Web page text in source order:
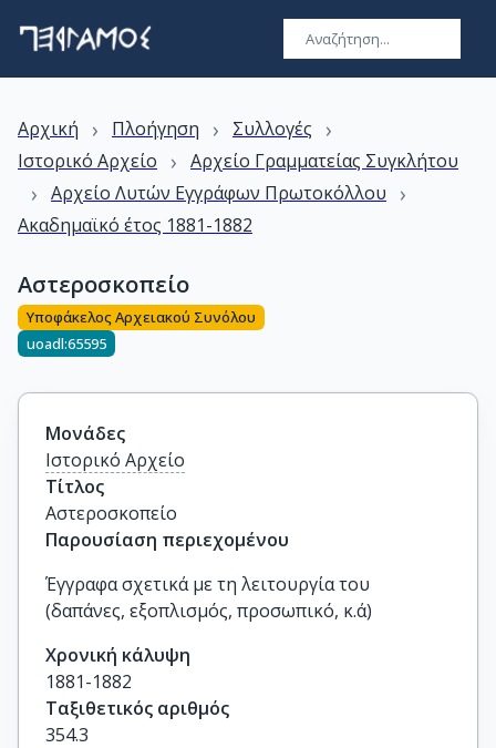
Αρχική › Πλοήγηση › Συλλογές ›
Ιστορικό Αρχείο › Αρχείο Γραμματείας Συγκλήτου
› Αρχείο Λυτών Εγγράφων Πρωτοκόλλου ›
Ακαδημαϊκό έτος 1881-1882
Αστεροσκοπείο
Υποφάκελος Αρχειακού Συνόλου
uoadl:65595
Μονάδες
Ιστορικό Αρχείο
Τίτλος
Αστεροσκοπείο
Παρουσίαση περιεχομένου
Έγγραφα σχετικά με τη λειτουργία του
(δαπάνες, εξοπλισμός, προσωπικό, κ.ά)
Χρονική κάλυψη
1881-1882
Ταξιθετικός αριθμός
354.3